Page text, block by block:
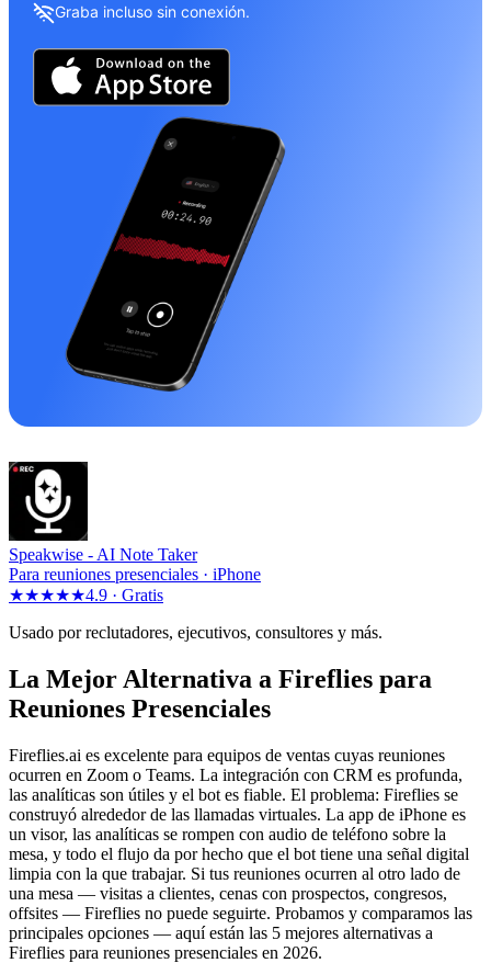
Graba incluso sin conexión.
Speakwise - AI Note Taker
Para reuniones presenciales · iPhone
★★★★★4.9 · Gratis
Usado por reclutadores, ejecutivos, consultores y más.
La Mejor Alternativa a Fireflies para
Reuniones Presenciales
Fireflies.ai es excelente para equipos de ventas cuyas reuniones
ocurren en Zoom o Teams. La integración con CRM es profunda,
las analíticas son útiles y el bot es fiable. El problema: Fireflies se
construyó alrededor de las llamadas virtuales. La app de iPhone es
un visor, las analíticas se rompen con audio de teléfono sobre la
mesa, y todo el flujo da por hecho que el bot tiene una señal digital
limpia con la que trabajar. Si tus reuniones ocurren al otro lado de
una mesa — visitas a clientes, cenas con prospectos, congresos,
offsites — Fireflies no puede seguirte. Probamos y comparamos las
principales opciones — aquí están las 5 mejores alternativas a
Fireflies para reuniones presenciales en 2026.